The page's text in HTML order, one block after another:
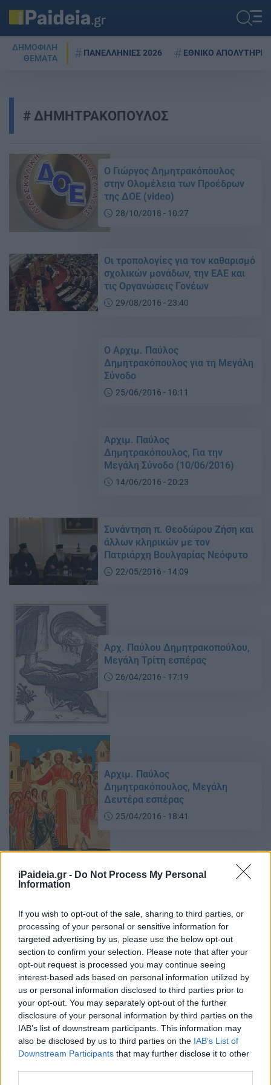
iPaideia.gr - Do Not Process My Personal
Information
If you wish to opt-out of the sale, sharing to third parties, or
processing of your personal or sensitive information for
targeted advertising by us, please use the below opt-out
section to confirm your selection. Please note that after your
opt-out request is processed you may continue seeing
interest-based ads based on personal information utilized by
us or personal information disclosed to third parties prior to
your opt-out. You may separately opt-out of the further
disclosure of your personal information by third parties on the
IAB’s list of downstream participants. This information may
also be disclosed by us to third parties on the IAB’s List of
Downstream Participants that may further disclose it to other
ΔΗΜΟΦΙΛΗ
ΘΕΜΑΤΑ
ΠΑΝΕΛΛΗΝΙΕΣ 2026 ΕΘΝΙΚΟ ΑΠΟΛΥΤΗΡΙΟ
ΔΗΜΗΤΡΑΚΟΠΟΥΛΟΣ
Ο Γιώργος Δημητρακόπουλος
στην Ολομέλεια των Προέδρων
της ΔΟΕ (video)
28/10/2018 - 10:27
Οι τροπολογίες για τον καθαρισμό
σχολικών μονάδων, την ΕΑΕ και
τις Οργανώσεις Γονέων
29/08/2016 - 23:40
Ο Αρχιμ. Παύλος
Δημητρακόπουλος για τη Μεγάλη
Σύνοδο
25/06/2016 - 10:11
Αρχιμ. Παύλος
Δημητρακόπουλος, Για την
Μεγάλη Σύνοδο (10/06/2016)
14/06/2016 - 20:23
Συνάντηση π. Θεοδώρου Ζήση και
άλλων κληρικών με τον
Πατριάρχη Βουλγαρίας Νεόφυτο
22/05/2016 - 14:09
Αρχ. Παύλου Δημητρακοπούλου,
Μεγάλη Τρίτη εσπέρας
26/04/2016 - 17:19
Αρχιμ. Παύλος
Δημητρακόπουλος, Μεγάλη
Δευτέρα εσπέρας
25/04/2016 - 18:41
Νηστειών (Της
Σταυροπροσκυνήσεως)
02/04/2016 - 14:51
Αρχ. Παύλου Δημητρακοπούλου,
Ερμηνευτικό σχόλιο στον Κανόνα
του Ακαθίστου
01/04/2016 - 18:07